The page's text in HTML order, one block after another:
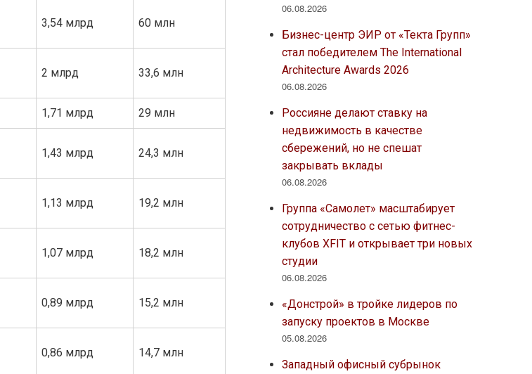
3,54 млрд 60 млн
2 млрд 33,6 млн
1,71 млрд 29 млн
1,43 млрд 24,3 млн
1,13 млрд 19,2 млн
1,07 млрд 18,2 млн
0,89 млрд 15,2 млн
0,86 млрд 14,7 млн
06.08.2026
Бизнес-центр ЭИР от «Текта Групп»
стал победителем The International
Architecture Awards 2026
06.08.2026
Россияне делают ставку на
недвижимость в качестве
сбережений, но не спешат
закрывать вклады
06.08.2026
Группа «Самолет» масштабирует
сотрудничество с сетью фитнес-
клубов XFIT и открывает три новых
студии
06.08.2026
«Донстрой» в тройке лидеров по
запуску проектов в Москве
05.08.2026
Западный офисный субрынок